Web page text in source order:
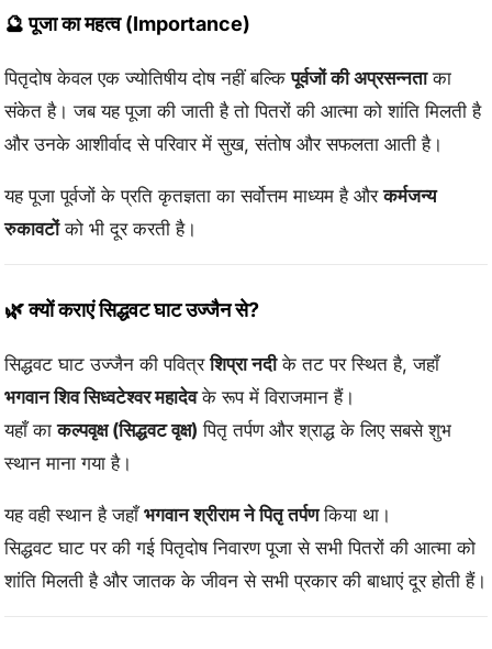
🔮 पूजा का महत्व (Importance)
पितृदोष केवल एक ज्योतिषीय दोष नहीं बल्किपूर्वजों की अप्रसन्नताका
संकेत है। जब यह पूजा की जाती है तो पितरों की आत्मा को शांति मिलती है
और उनके आशीर्वाद से परिवार में सुख, संतोष और सफलता आती है।
यह पूजा पूर्वजों के प्रति कृतज्ञता का सर्वोत्तम माध्यम है औरकर्मजन्य
रुकावटोंको भी दूर करती है।
🌿 क्यों कराएंसिद्धवट घाट उज्जैन से?
सिद्धवट घाट उज्जैन की पवित्रशिप्रा नदीके तट पर स्थित है, जहाँ
भगवान शिव सिध्वटेश्वर महादेवके रूप में विराजमान हैं।
यहाँ काकल्पवृक्ष (सिद्धवट वृक्ष) पितृ तर्पण और श्राद्ध के लिए सबसे शुभ
स्थान माना गया है।
यह वही स्थान है जहाँभगवान श्रीराम ने पितृ तर्पणकिया था।
सिद्धवट घाट पर की गई पितृदोष निवारण पूजा से सभी पितरों की आत्मा को
शांति मिलती है और जातक के जीवन से सभी प्रकार की बाधाएं दूर होती हैं।